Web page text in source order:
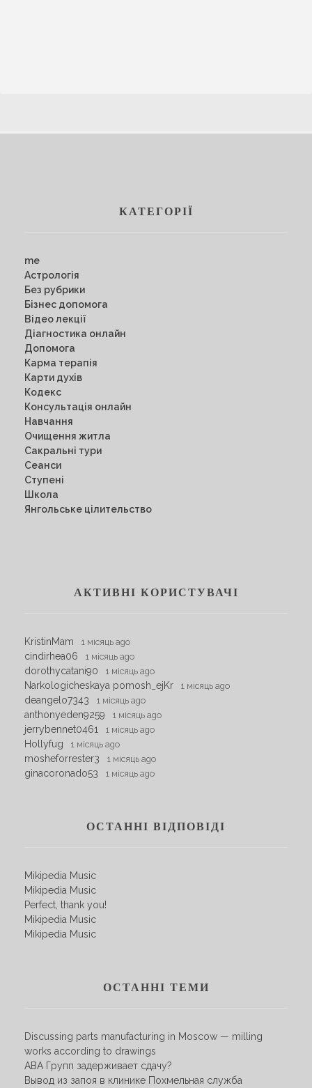
КАТЕГОРІЇ
me
Астрологія
Без рубрики
Бізнес допомога
Відео лекції
Діагностика онлайн
Допомога
Карма терапія
Карти духів
Кодекс
Консультація онлайн
Навчання
Очищення житла
Сакральні тури
Сеанси
Ступені
Школа
Янгольське цілительство
АКТИВНІ КОРИСТУВАЧІ
KristinMam 1 місяць ago
cindirhea06 1 місяць ago
dorothycatani90 1 місяць ago
Narkologicheskaya pomosh_ejKr 1 місяць ago
deangelo7343 1 місяць ago
anthonyeden9259 1 місяць ago
jerrybennet0461 1 місяць ago
Hollyfug 1 місяць ago
mosheforrester3 1 місяць ago
ginacoronado53 1 місяць ago
ОСТАННІ ВІДПОВІДІ
Mikipedia Music
Mikipedia Music
Perfect, thank you!
Mikipedia Music
Mikipedia Music
ОСТАННІ ТЕМИ
Discussing parts manufacturing in Moscow — milling
works according to drawings
АВА Групп задерживает сдачу?
Вывод из запоя в клинике Похмельная служба